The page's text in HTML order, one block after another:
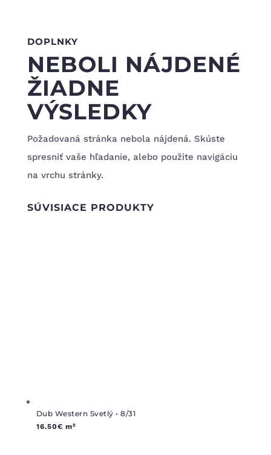
DOPLNKY
NEBOLI NÁJDENÉ
ŽIADNE
VÝSLEDKY
Požadovaná stránka nebola nájdená. Skúste
spresniť vaše hľadanie, alebo použite navigáciu
na vrchu stránky.
SÚVISIACE PRODUKTY
Dub Western Svetlý • 8/31
16.50€ m²